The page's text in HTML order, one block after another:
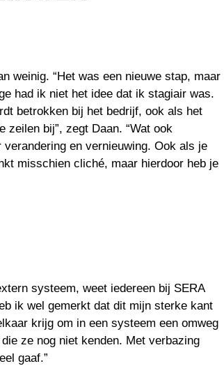
weinig. “Het was een nieuwe stap, maar
had ik niet het idee dat ik stagiair was.
betrokken bij het bedrijf, ook als het
zeilen bij”, zegt Daan. “Wat ook
en vernieuwing. Ook als je
misschien cliché, maar hierdoor heb je
systeem, weet iedereen bij SERA
ik wel gemerkt dat dit mijn sterke kant
krijg om in een systeem een omweg
ze nog niet kenden. Met verbazing
gaaf.”